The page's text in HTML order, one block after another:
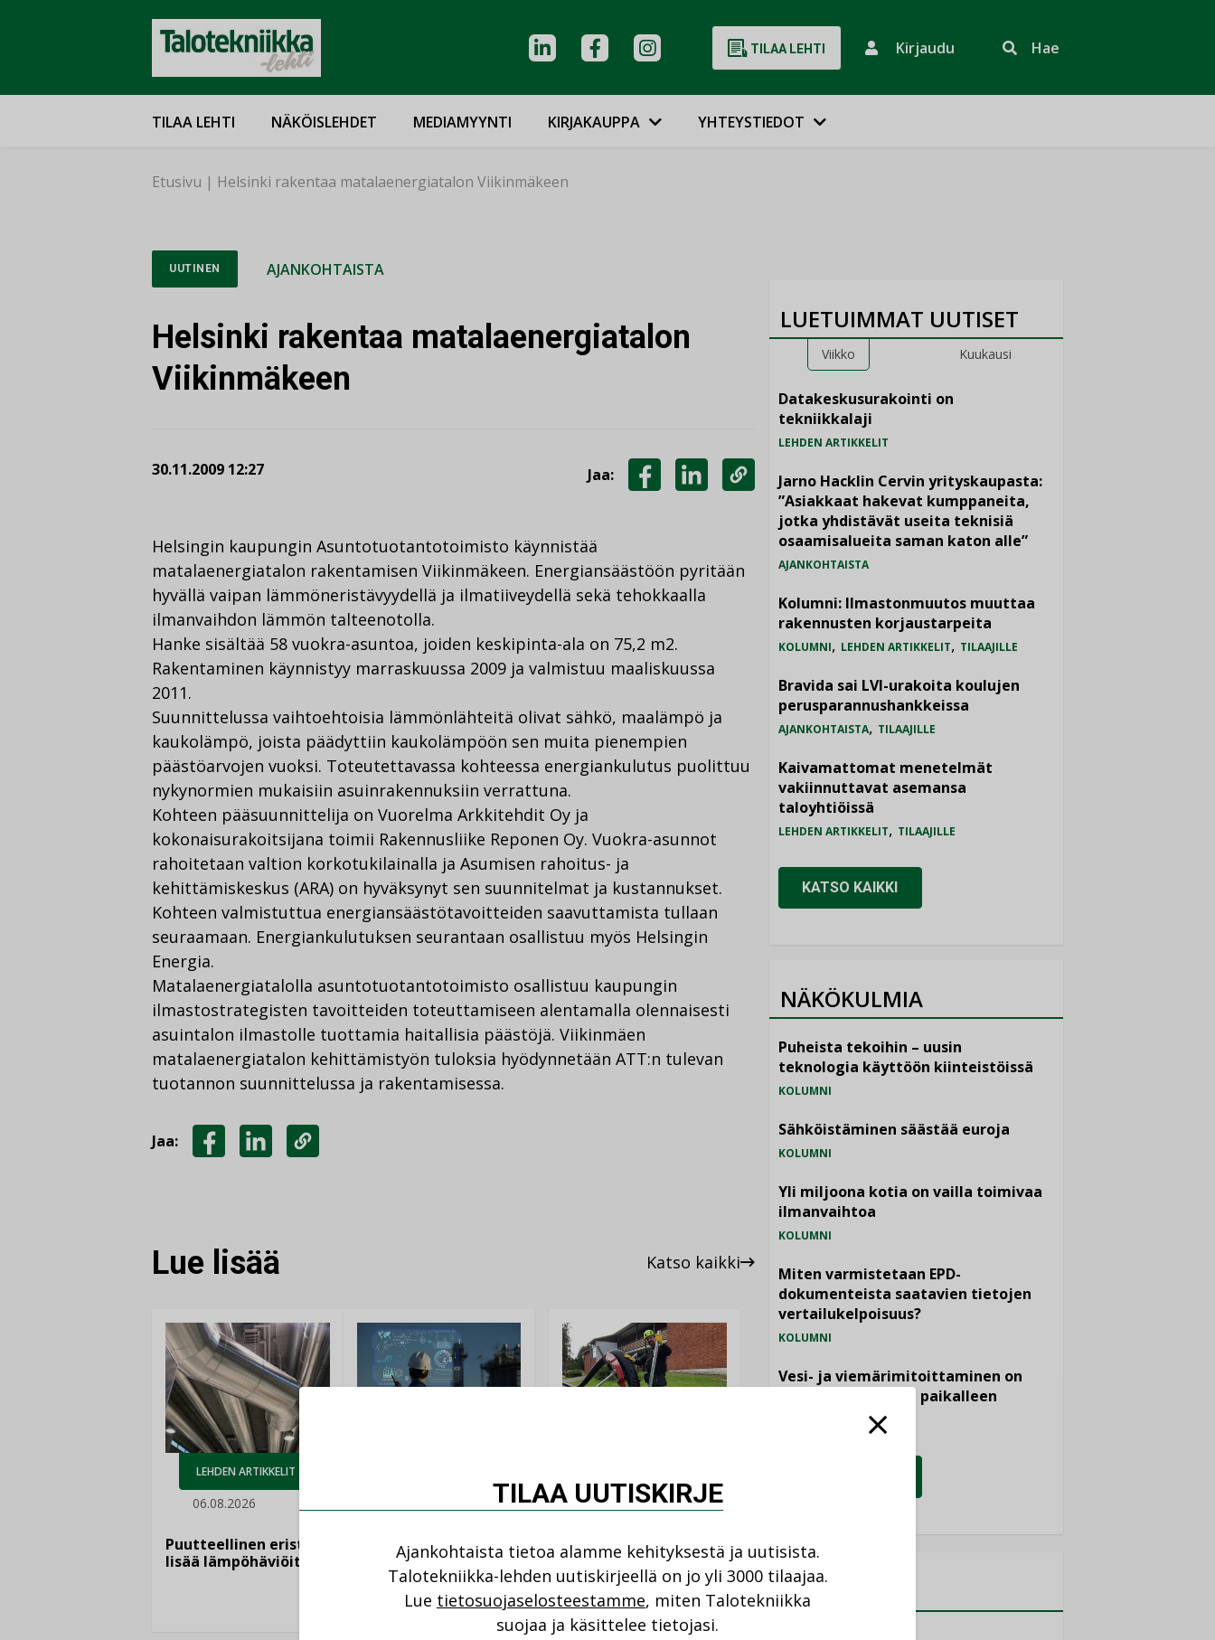
TILAA LEHTI Kirjaudu Hae
TILAA LEHTI NÄKÖISLEHDET MEDIAMYYNTI KIRJAKAUPPA YHTEYSTIEDOT
Etusivu | Helsinki rakentaa matalaenergiatalon Viikinmäkeen
UUTINEN AJANKOHTAISTA
Helsinki rakentaa matalaenergiatalon
Viikinmäkeen
30.11.2009 12:27 Jaa:
LINKEDINISSÄ
KOPIOI
LINKKI
Helsingin kaupungin Asuntotuotantotoimisto käynnistää
matalaenergiatalon rakentamisen Viikinmäkeen. Energiansäästöön pyritään
hyvällä vaipan lämmöneristävyydellä ja ilmatiiveydellä sekä tehokkaalla
ilmanvaihdon lämmön talteenotolla.
Hanke sisältää 58 vuokra-asuntoa, joiden keskipinta-ala on 75,2 m2.
Rakentaminen käynnistyy marraskuussa 2009 ja valmistuu maaliskuussa
2011.
Suunnittelussa vaihtoehtoisia lämmönlähteitä olivat sähkö, maalämpö ja
kaukolämpö, joista päädyttiin kaukolämpöön sen muita pienempien
päästöarvojen vuoksi. Toteutettavassa kohteessa energiankulutus puolittuu
nykynormien mukaisiin asuinrakennuksiin verrattuna.
Kohteen pääsuunnittelija on Vuorelma Arkkitehdit Oy ja
kokonaisurakoitsijana toimii Rakennusliike Reponen Oy. Vuokra-asunnot
rahoitetaan valtion korkotukilainalla ja Asumisen rahoitus- ja
kehittämiskeskus (ARA) on hyväksynyt sen suunnitelmat ja kustannukset.
Kohteen valmistuttua energiansäästötavoitteiden saavuttamista tullaan
seuraamaan. Energiankulutuksen seurantaan osallistuu myös Helsingin
Energia.
Matalaenergiatalolla asuntotuotantotoimisto osallistuu kaupungin
ilmastostrategisten tavoitteiden toteuttamiseen alentamalla olennaisesti
asuintalon ilmastolle tuottamia haitallisia päästöjä. Viikinmäen
matalaenergiatalon kehittämistyön tuloksia hyödynnetään ATT:n tulevan
tuotannon suunnittelussa ja rakentamisessa.
Jaa:
Lue lisää Katso kaikki
LEHDEN ARTIKKELIT
06.08.2026
Puutteellinen eristys
lisää lämpöhäviöitä
kasvaa voimakkaasti:
”Tulevat kilpailuedut
syntyvät, kun erilliset
teknologiat tuodaan
yhteen”
04.08.2026
menetelmät
vakiinnuttavat
asemansa
taloyhtiöissä
LUETUIMMAT UUTISET
Viikko Kuukausi
Datakeskusurakointi on
tekniikkalaji
LEHDEN ARTIKKELIT
Jarno Hacklin Cervin yrityskaupasta:
”Asiakkaat hakevat kumppaneita,
jotka yhdistävät useita teknisiä
osaamisalueita saman katon alle”
AJANKOHTAISTA
Kolumni: Ilmastonmuutos muuttaa
rakennusten korjaustarpeita
KOLUMNI, LEHDEN ARTIKKELIT, TILAAJILLE
Bravida sai LVI-urakoita koulujen
perusparannushankkeissa
AJANKOHTAISTA, TILAAJILLE
Kaivamattomat menetelmät
vakiinnuttavat asemansa
taloyhtiöissä
LEHDEN ARTIKKELIT, TILAAJILLE
KATSO KAIKKI
NÄKÖKULMIA
Puheista tekoihin – uusin
teknologia käyttöön kiinteistöissä
KOLUMNI
Sähköistäminen säästää euroja
KOLUMNI
Yli miljoona kotia on vailla toimivaa
ilmanvaihtoa
KOLUMNI
Miten varmistetaan EPD-
dokumenteista saatavien tietojen
vertailukelpoisuus?
KOLUMNI
Vesi- ja viemärimitoittaminen on
jämähtänyt ajassa paikalleen
NIMITYKSET
TILAA UUTISKIRJE
Ajankohtaista tietoa alamme kehityksestä ja uutisista.
Talotekniikka-lehden uutiskirjeellä on jo yli 3000 tilaajaa.
Lue tietosuojaselosteestamme, miten Talotekniikka
suojaa ja käsittelee tietojasi.